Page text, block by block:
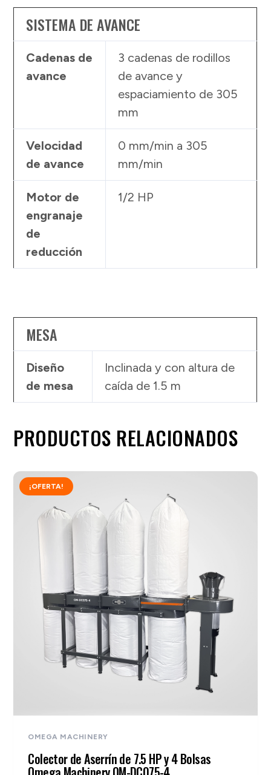
SISTEMA DE AVANCE
Cadenas de
avance
3 cadenas de rodillos
de avance y
espaciamiento de 305
mm
Velocidad
de avance
0 mm/min a 305
mm/min
Motor de
engranaje
de
reducción
1/2 HP
MESA
Diseño
de mesa
Inclinada y con altura de
caída de 1.5 m
PRODUCTOS RELACIONADOS
¡OFERTA!
OMEGA MACHINERY
Colector de Aserrín de 7.5 HP y 4 Bolsas